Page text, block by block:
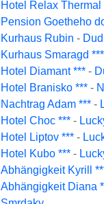
Hotel Relax Thermal
Pension Goetheho
Kurhaus Rubin -
Kurhaus Smaragd ***
Hotel Diamant *** -
Hotel Branisko *** -
Nachtrag Adam *** -
Hotel Choc *** -
Hotel Liptov *** -
Hotel Kubo *** -
Abhängigkeit Kyrill
Abhängigkeit Diana